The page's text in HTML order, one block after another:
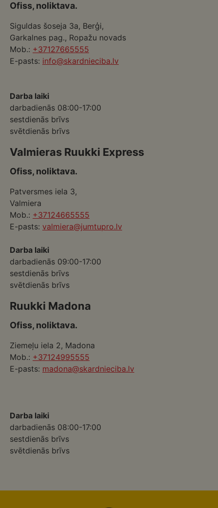
Ofiss, noliktava.
Siguldas šoseja 3a, Berģi,
Garkalnes pag., Ropažu novads
Mob.: +37127665555
E-pasts: info@skardnieciba.lv
Darba laiki
darbadienās 08:00-17:00
sestdienās brīvs
svētdienās brīvs
Valmieras Ruukki Express
Ofiss, noliktava.
Patversmes iela 3,
Valmiera
Mob.: +37124665555
E-pasts: valmiera@jumtupro.lv
Darba laiki
darbadienās 09:00-17:00
sestdienās brīvs
svētdienās brīvs
Ruukki Madona
Ofiss, noliktava.
Ziemeļu iela 2, Madona
Mob.: +37124995555
E-pasts: madona@skardnieciba.lv
Darba laiki
darbadienās 08:00-17:00
sestdienās brīvs
svētdienās brīvs